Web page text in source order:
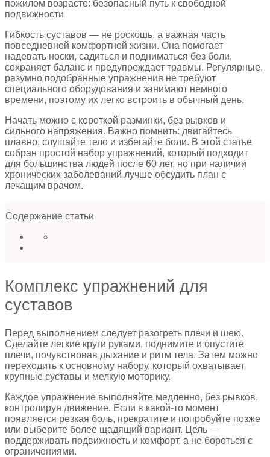
Гибкость суставов — не роскошь, а важная часть
повседневной комфортной жизни. Она помогает
надевать носки, садиться и подниматься без боли,
сохраняет баланс и предупреждает травмы. Регулярные,
разумно подобранные упражнения не требуют
специального оборудования и занимают немного
времени, поэтому их легко встроить в обычный день.
Начать можно с короткой разминки, без рывков и
сильного напряжения. Важно помнить: двигайтесь
плавно, слушайте тело и избегайте боли. В этой статье
собран простой набор упражнений, который подходит
для большинства людей после 60 лет, но при наличии
хронических заболеваний лучше обсудить план с
лечащим врачом.
Содержание статьи
Комплекс упражнений для
суставов
Перед выполнением следует разогреть плечи и шею.
Сделайте легкие круги руками, поднимите и опустите
плечи, почувствовав дыхание и ритм тела. Затем можно
переходить к основному набору, который охватывает
крупные суставы и мелкую моторику.
Каждое упражнение выполняйте медленно, без рывков,
контролируя движение. Если в какой‑то момент
появляется резкая боль, прекратите и попробуйте позже
или выберите более щадящий вариант. Цель —
поддерживать подвижность и комфорт, а не бороться с
ограничениями.